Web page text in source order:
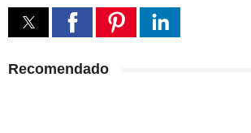
Recomendado